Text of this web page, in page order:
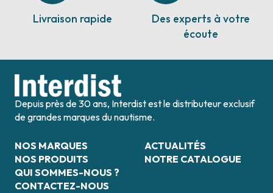
Livraison rapide
Des experts à votre
écoute
Depuis près de 30 ans, Interdist est le distributeur exclusif
de grandes marques du nautisme.
NOS MARQUES
NOS PRODUITS
QUI SOMMES-NOUS ?
CONTACTEZ-NOUS
ACTUALITÉS
NOTRE CATALOGUE